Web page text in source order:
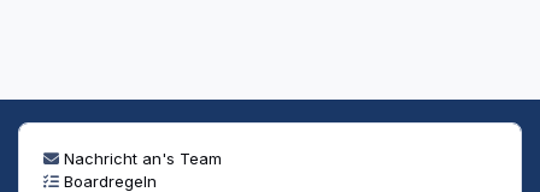
Nachricht an's Team
Boardregeln